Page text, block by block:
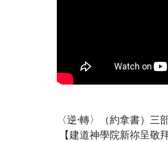
〈逆·轉〉（約拿書）三
【建道神學院新祢呈敬